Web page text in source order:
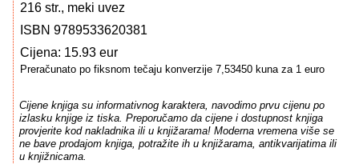
216 str., meki uvez
ISBN 9789533620381
Cijena: 15.93 eur
Preračunato po fiksnom tečaju konverzije 7,53450 kuna za 1 euro
Cijene knjiga su informativnog karaktera, navodimo prvu cijenu po
izlasku knjige iz tiska. Preporučamo da cijene i dostupnost knjiga
provjerite kod nakladnika ili u knjižarama! Moderna vremena više se
ne bave prodajom knjiga, potražite ih u knjižarama, antikvarijatima ili
u knjižnicama.